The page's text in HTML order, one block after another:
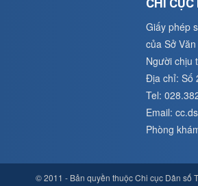
CHI
Giấy phép
của Sở
Người chịu
Địa chỉ: Số
Tel:
Email:
Phòng
© 2011 - Bản quyền thuộc Chi cục Dân số